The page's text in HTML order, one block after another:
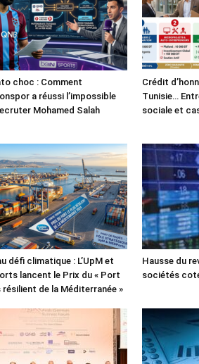
choc : Comment
a réussi l’impossible
Mohamed Salah
Crédit
Tunisie…
sociale et
défi climatique : L’UpM et
lancent le Prix du « Port
résilient de la Méditerranée »
Hausse du
sociétés